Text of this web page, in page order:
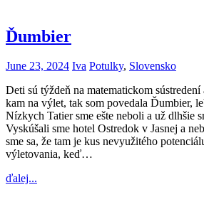
Ďumbier
June 23, 2024 Iva Potulky, Slovensko
Deti sú týždeň na matematickom
kam na výlet, tak som povedala Ďumbier,
Nízkych Tatier sme ešte neboli a už dlhšie
Vyskúšali sme hotel Ostredok v Jasnej a
sme sa, že tam je kus nevyužitého
výletovania, keď…
ďalej...